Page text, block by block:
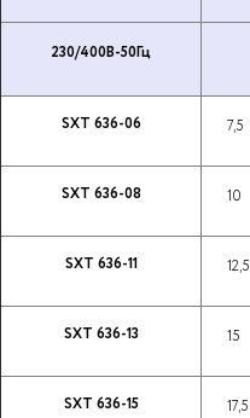
230/400В-50Гц
SXT 636-06 7,5
SXT 636-08 10
SXT 636-11 12,5
SXT 636-13 15
SXT 636-15 17,5